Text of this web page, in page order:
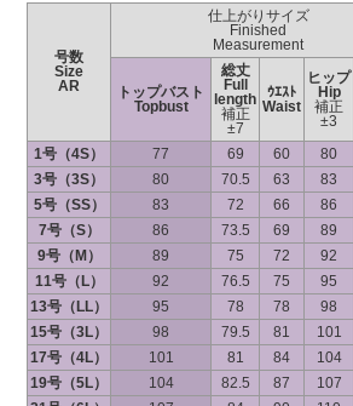
号数
Size
AR
仕上がりサイズ
Finished
Measurement
トップバスト
Topbust
総丈
Full
length
補正
±7
ｳｴｽﾄ
Waist
ヒップ
Hip
補正
±3
1号（4S）
77 69 60 80
3号（3S）
80 70.5 63 83
5号（SS）
83 72 66 86
7号（S）
86 73.5 69 89
9号（M）
89 75 72 92
11号（L）
92 76.5 75 95
13号（LL）
95 78 78 98
15号（3L）
98 79.5 81 101
17号（4L）
101 81 84 104
19号（5L）
104 82.5 87 107